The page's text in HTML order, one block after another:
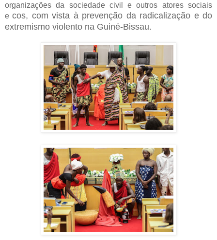
organizações da sociedade civil e outros atores sociais
ecos, com vista à prevenção da radicalização e do
extremismo violento na Guiné-Bissau.